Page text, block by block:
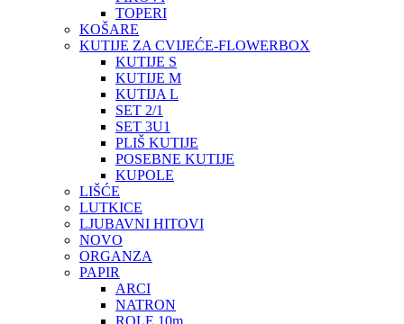
TOPERI
KOŠARE
KUTIJE ZA CVIJEĆE-FLOWERBOX
KUTIJE S
KUTIJE M
KUTIJA L
SET 2/1
SET 3U1
PLIŠ KUTIJE
POSEBNE KUTIJE
KUPOLE
LIŠĆE
LUTKICE
LJUBAVNI HITOVI
NOVO
ORGANZA
PAPIR
ARCI
NATRON
ROLE 10m